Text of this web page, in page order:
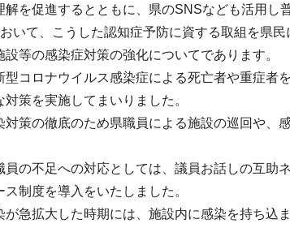
解を促進するとともに、県のSNSなども活用し
いて、こうした認知症予防に資する取組を県
設等の感染症対策の強化についてであります。
型コロナウイルス感染症による死亡者や重症者
策を実施してまいりました。
対策の徹底のため県職員による施設の巡回や、
員の不足への対応としては、議員お話しの互助
ス制度を導入をいたしました。
が急拡大した時期には、施設内に感染を持ち込